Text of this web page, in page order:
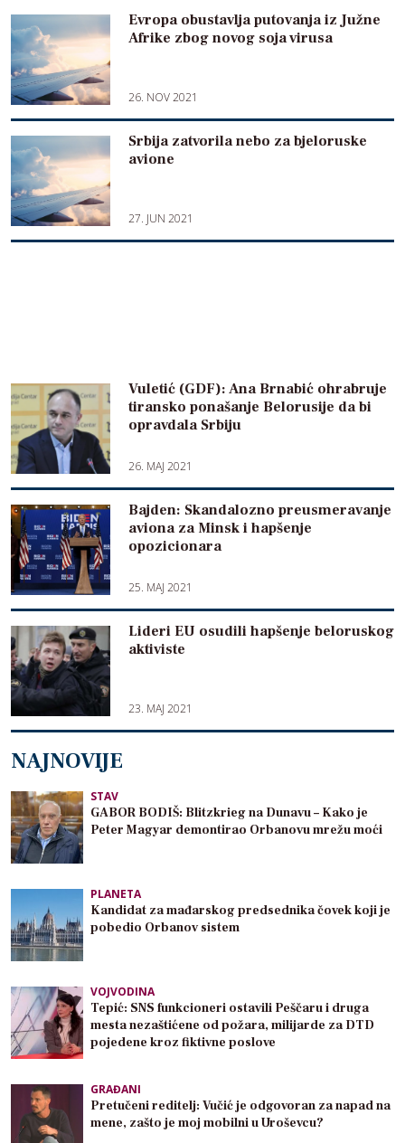
Evropa obustavlja putovanja iz Južne
Afrike zbog novog soja virusa
26. NOV 2021
Srbija zatvorila nebo za bjeloruske
avione
27. JUN 2021
Vuletić (GDF): Ana Brnabić ohrabruje
tiransko ponašanje Belorusije da bi
opravdala Srbiju
26. MAJ 2021
Bajden: Skandalozno preusmeravanje
aviona za Minsk i hapšenje
opozicionara
25. MAJ 2021
Lideri EU osudili hapšenje beloruskog
aktiviste
23. MAJ 2021
NAJNOVIJE
STAV
GABOR BODIŠ: Blitzkrieg na Dunavu – Kako je
Peter Magyar demontirao Orbanovu mrežu moći
PLANETA
Kandidat za mađarskog predsednika čovek koji je
pobedio Orbanov sistem
VOJVODINA
Tepić: SNS funkcioneri ostavili Peščaru i druga
mesta nezaštićene od požara, milijarde za DTD
pojedene kroz fiktivne poslove
GRAĐANI
Pretučeni reditelj: Vučić je odgovoran za napad na
mene, zašto je moj mobilni u Uroševcu?